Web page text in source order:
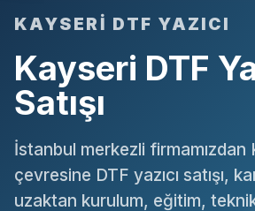
KAYSERI DTF YAZICI
Kayseri DTF
Satışı
İstanbul merkezli firmamızdan
çevresine DTF yazıcı satışı,
uzaktan kurulum, eğitim,